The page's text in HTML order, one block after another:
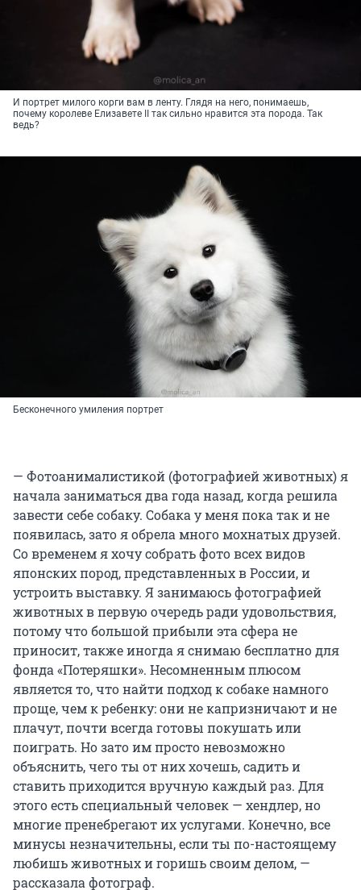
И портрет милого корги вам в ленту. Глядя на него, понимаешь,
почему королеве Елизавете II так сильно нравится эта порода. Так
ведь?
Бесконечного умиления портрет
— Фотоанималистикой (фотографией животных) я
начала заниматься два года назад, когда решила
завести себе собаку. Собака у меня пока так и не
появилась, зато я обрела много мохнатых друзей.
Со временем я хочу собрать фото всех видов
японских пород, представленных в России, и
устроить выставку. Я занимаюсь фотографией
животных в первую очередь ради удовольствия,
потому что большой прибыли эта сфера не
приносит, также иногда я снимаю бесплатно для
фонда «Потеряшки». Несомненным плюсом
является то, что найти подход к собаке намного
проще, чем к ребенку: они не капризничают и не
плачут, почти всегда готовы покушать или
поиграть. Но зато им просто невозможно
объяснить, чего ты от них хочешь, садить и
ставить приходится вручную каждый раз. Для
этого есть специальный человек — хендлер, но
многие пренебрегают их услугами. Конечно, все
минусы незначительны, если ты по-настоящему
любишь животных и горишь своим делом, —
рассказала фотограф.